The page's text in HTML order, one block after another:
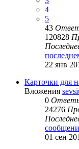
4
5
43
120828
22 янв
Карточки для
Вложения
0
24276
01 сен